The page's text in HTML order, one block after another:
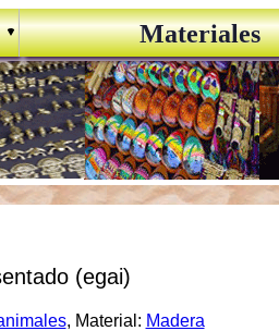
Materiales
(egai)
, Material: Madera